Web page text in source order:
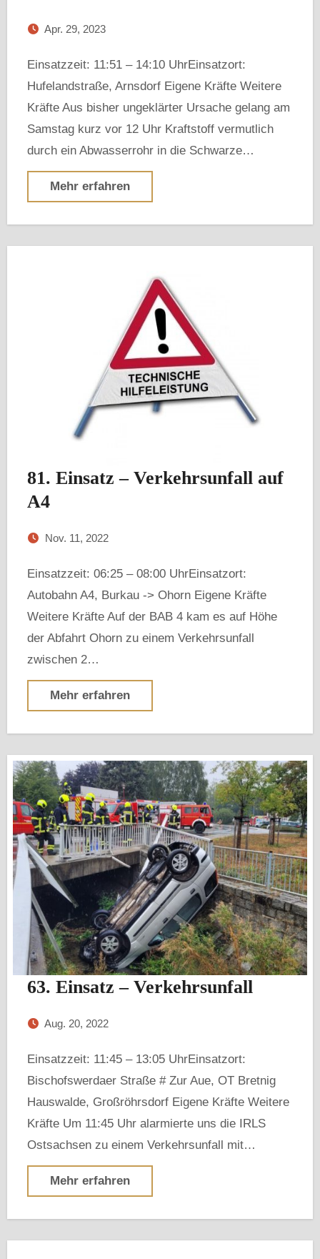
Apr. 29, 2023
Einsatzzeit: 11:51 – 14:10 UhrEinsatzort:
Hufelandstraße, Arnsdorf Eigene Kräfte Weitere
Kräfte Aus bisher ungeklärter Ursache gelang am
Samstag kurz vor 12 Uhr Kraftstoff vermutlich
durch ein Abwasserrohr in die Schwarze…
Mehr erfahren
81. Einsatz – Verkehrsunfall auf
A4
Nov. 11, 2022
Einsatzzeit: 06:25 – 08:00 UhrEinsatzort:
Autobahn A4, Burkau -> Ohorn Eigene Kräfte
Weitere Kräfte Auf der BAB 4 kam es auf Höhe
der Abfahrt Ohorn zu einem Verkehrsunfall
zwischen 2…
Mehr erfahren
63. Einsatz – Verkehrsunfall
Aug. 20, 2022
Einsatzzeit: 11:45 – 13:05 UhrEinsatzort:
Bischofswerdaer Straße # Zur Aue, OT Bretnig
Hauswalde, Großröhrsdorf Eigene Kräfte Weitere
Kräfte Um 11:45 Uhr alarmierte uns die IRLS
Ostsachsen zu einem Verkehrsunfall mit…
Mehr erfahren